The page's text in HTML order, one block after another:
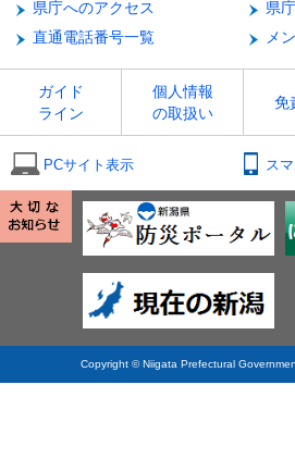
県庁へのアクセス
県
直通電話番号一覧
メ
ガイド
ライン
個人情報
の取扱い
免
PCサイト表示 ス
Copyright © Niigata Prefectural